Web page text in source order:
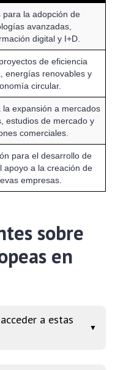
para la adopción de
avanzadas,
digital y I+D.
de eficiencia
energías renovables y
circular.
la expansión a mercados
estudios de mercado y
comerciales.
para el desarrollo de
apoyo a la creación de
empresas.
sobre
en
a estas
▼